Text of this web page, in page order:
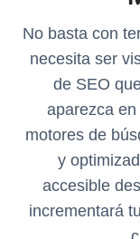
No basta con
necesita ser
de SEO
aparezca
motores de
y
accesible
incrementará